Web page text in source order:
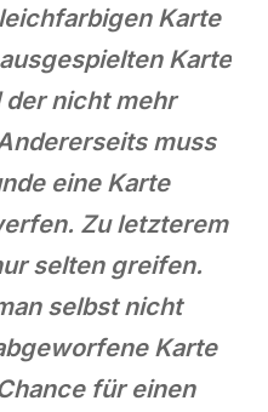
Karte
Karte
der nicht mehr
muss
eine Karte
Zu letzterem
selten greifen.
selbst nicht
Karte
für einen